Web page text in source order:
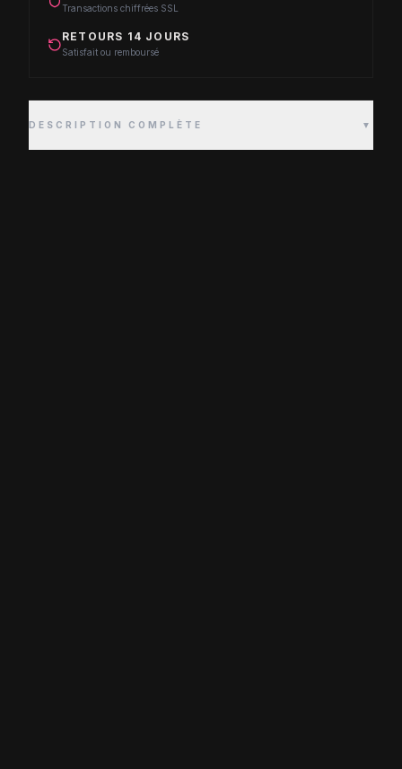
Transactions chiffrées SSL
RETOURS 14 JOURS
Satisfait ou remboursé
DESCRIPTION COMPLÈTE ▼